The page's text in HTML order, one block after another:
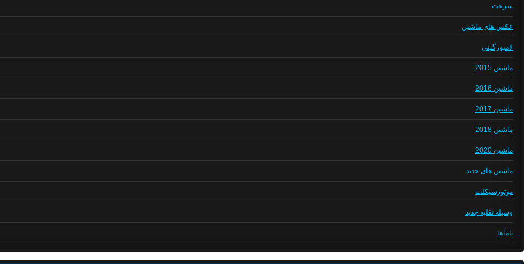
سرعت
عکس های ماشین
لامبورگینی
ماشین 2015
ماشین 2016
ماشین 2017
ماشین 2018
ماشین 2020
ماشین های جدید
موتورسیکلت
وسیله نقلیه جدید
یاماها